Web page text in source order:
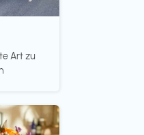
Art zu